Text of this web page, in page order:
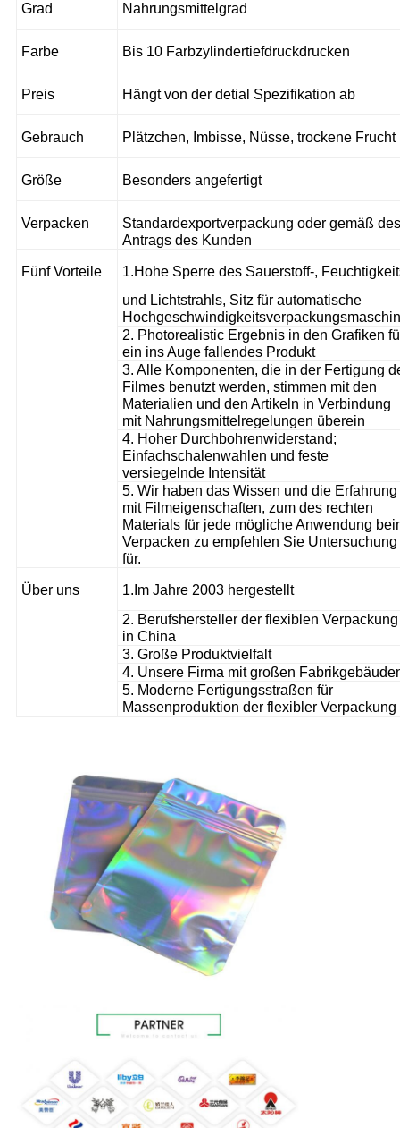
Grad Nahrungsmittelgrad
Farbe Bis 10 Farbzylindertiefdruckdrucken
Preis Hängt von der detial Spezifikation ab
Gebrauch Plätzchen, Imbisse, Nüsse, trockene Frucht
Größe Besonders angefertigt
Verpacken
Standardexportverpackung oder gemäß des
Antrags des Kunden
Fünf Vorteile 1.Hohe Sperre des Sauerstoff-,
und Lichtstrahls, Sitz für automatische
2. Photorealistic Ergebnis in den Grafiken
ein ins Auge fallendes Produkt
3. Alle Komponenten, die in der Fertigung
Filmes benutzt werden, stimmen mit den
Materialien und den Artikeln in Verbindung
mit Nahrungsmittelregelungen überein
4. Hoher Durchbohrenwiderstand;
Einfachschalenwahlen und feste
versiegelnde Intensität
5. Wir haben das Wissen und die Erfahrung
mit Filmeigenschaften, zum des rechten
Materials für jede mögliche Anwendung
Verpacken zu empfehlen Sie Untersuchung
für.
Über uns 1. Im Jahre 2003 hergestellt
2. Berufshersteller der flexiblen Verpackung
in China
3. Große Produktvielfalt
4. Unsere Firma mit großen
5. Moderne Fertigungsstraßen für
Massenproduktion der flexibler Verpackung